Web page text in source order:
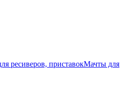
ресиверов, приставокМачты для